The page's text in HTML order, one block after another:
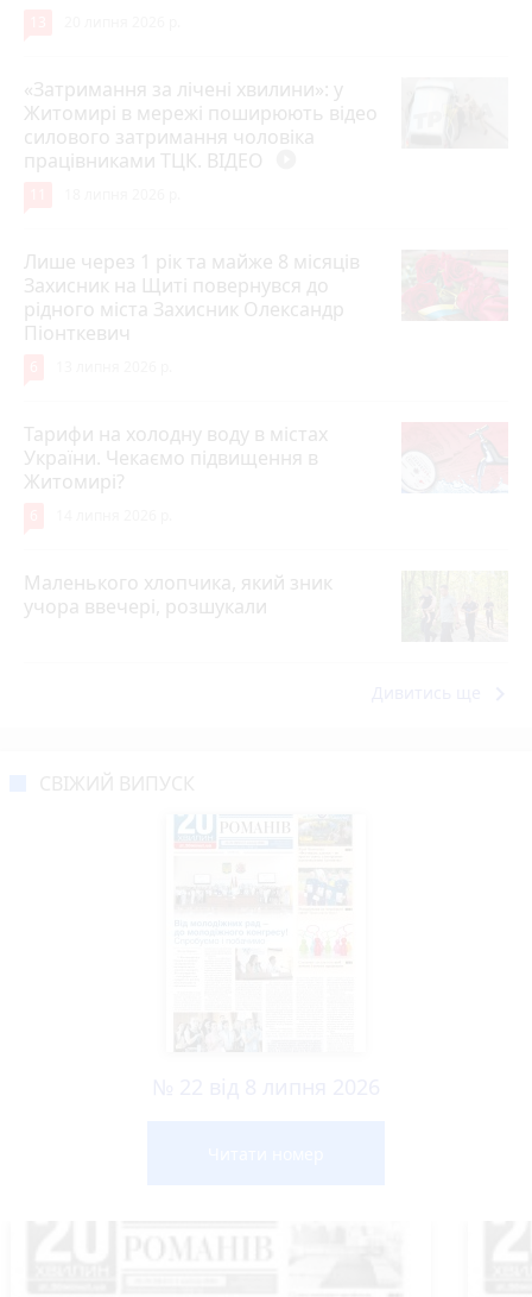
«Затримання за лічені хвилини»: у
Житомирі в мережі поширюють відео
силового затримання чоловіка
працівниками ТЦК. ВІДЕО
Лише через 1 рік та майже 8 місяців
Захисник на Щиті повернувся до
рідного міста Захисник Олександр
Піонткевич
Тарифи на холодну воду в містах
України. Чекаємо підвищення в
Житомирі?
Маленького хлопчика, який зник
учора ввечері, розшукали